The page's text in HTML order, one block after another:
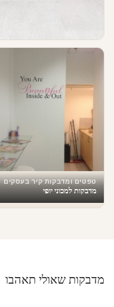
טפטים ומדבקות קיר בעסקים
טפטים ומדבקות קיר בעסקים
מדבקות למכוני יופי
מדבקות שאולי תאהבו